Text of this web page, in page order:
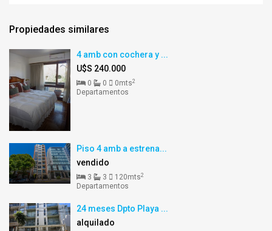
Propiedades similares
4 amb con cochera y ...
U$S 240.000
0 0 0mts2
Departamentos
Piso 4 amb a estrena...
vendido
3 3 120mts2
Departamentos
24 meses Dpto Playa ...
alquilado